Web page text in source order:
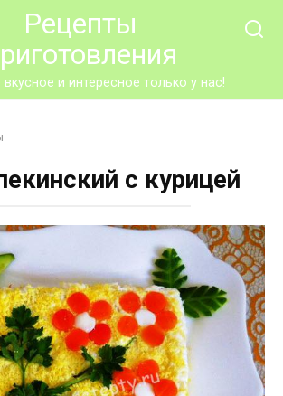
Рецепты
и интересное только у нас!
с курицей